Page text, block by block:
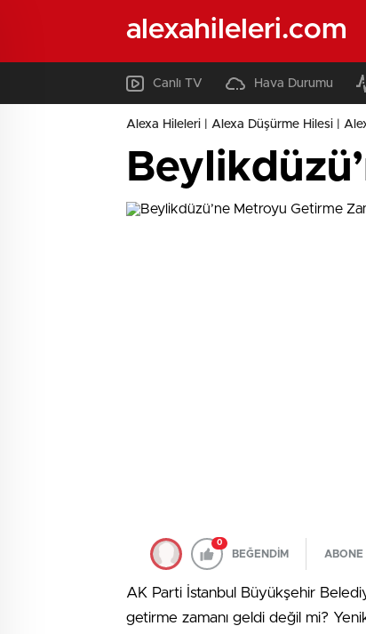
alexahileleri.com
Canlı TV Hava Durumu
Alexa Hileleri | Alexa Düşürme Hilesi |
0
BEĞENDİM ABONE
AK Parti İstanbul Büyükşehir
getirme zamanı geldi değil mi?